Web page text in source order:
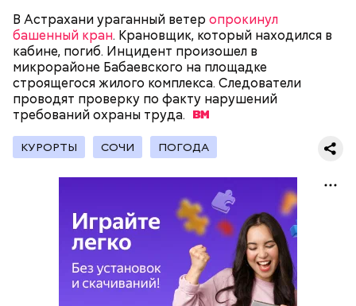
В Астрахани ураганный ветер опрокинул
башенный кран. Крановщик, который находился в
кабине, погиб. Инцидент произошел в
микрорайоне Бабаевского на площадке
строящегося жилого комплекса. Следователи
проводят проверку по факту нарушений
требований охраны труда.
КУРОРТЫ СОЧИ ПОГОДА
День воздушных поцелуев отмечается с 1983 года.
В некоторых молодежных заведениях европейских
стран в этот праздник устраиваются
тематические вечеринки и флешмобы. Кроме того,
воздушный поцелуй близкому человеку через
социальные сети и мессенджеры.
День «Счастье случается» был инициирован
Тайным обществом счастливых людей, чтобы
напомнить людям, что счастье на самом деле
кроется в мелочах. Отпраздновать этот день
можно, поделившись с другими людьми
счастливыми моментами из своей жизни.